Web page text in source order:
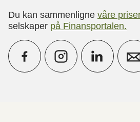
Du kan sammenlignevåre
selskaper på Finansportalen.